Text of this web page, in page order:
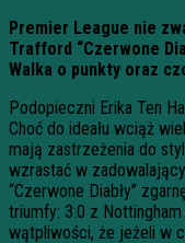
Premier League nie
Trafford “Czerwone
Walka o punkty oraz
Podopieczni Erika Ten
Choć do ideału wciąż
mają zastrzeżenia do
wzrastać w
“Czerwone Diabły”
triumfy: 3:0 z
wątpliwości, że jeżeli w